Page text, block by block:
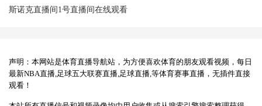
斯诺克直播间1号直播间在线观看
声明：本网站是体育直播导航站，为方便喜欢体育的朋友观看视频，每日
最新NBA直播,足球五大联赛直播,足球直播,等体育赛事直播，无插件直接
观看！